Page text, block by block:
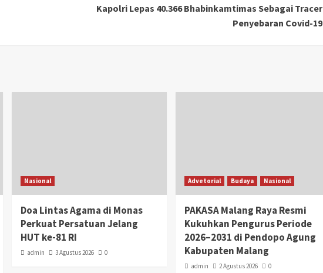
Kapolri Lepas 40.366 Bhabinkamtimas Sebagai Tracer
Penyebaran Covid-19
Nasional
Doa Lintas Agama di Monas
Perkuat Persatuan Jelang
HUT ke-81 RI
admin 3 Agustus 2026 0
Advetorial Budaya Nasional
PAKASA Malang Raya Resmi
Kukuhkan Pengurus Periode
2026–2031 di Pendopo Agung
Kabupaten Malang
admin 2 Agustus 2026 0